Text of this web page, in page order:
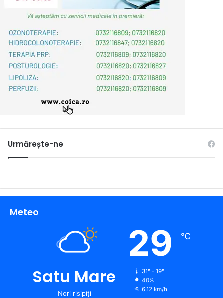
Urmărește-ne
Meteo
Satu Mare
Nori risipiți
29 ℃
31º - 19º
40%
6.12 km/h